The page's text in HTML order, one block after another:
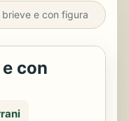
brieve e con figura
con